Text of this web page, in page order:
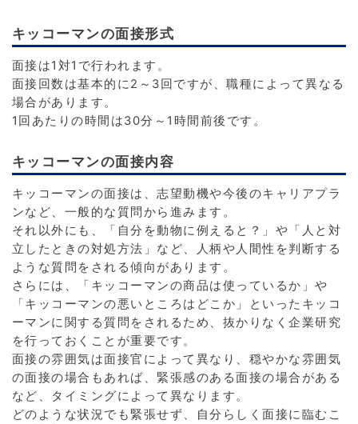
キッコーマンの面接形式
面接は1対1で行われます。
面接回数は基本的に2～3回ですが、職種によって異なる
場合があります。
1回あたりの時間は30分～1時間前後です。
キッコーマンの面接内容
キッコーマンの面接は、志望動機や今後のキャリアプラ
ンなど、一般的な質問から進みます。
それ以外にも、「自分を動物に例えると？」や「人と対
立したときの対処方法」など、人柄や人間性を判断する
ような質問をされる傾向があります。
さらには、「キッコーマンの商品は使っているか」や
「キッコーマンの悪いところはどこか」といったキッコ
ーマンに関する質問をされるため、抜かりなく企業研究
を行っておくことが重要です。
面接の雰囲気は面接官によって異なり、穏やかな雰囲気
の面接の場合もあれば、緊張感のある面接の場合がある
など、タイミングによって異なります。
どのような状況でも緊張せず、自分らしく面接に臨むこ